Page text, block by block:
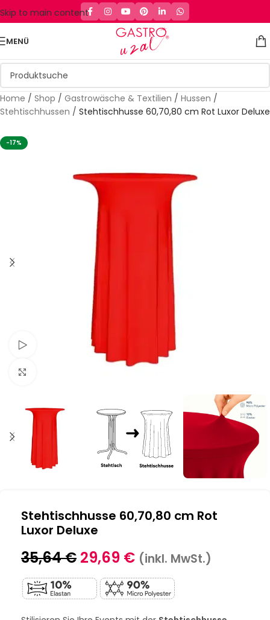
Skip to main content
MENÜ
Home / Shop / Gastrowäsche & Textilien / Hussen /
Stehtischhussen / Stehtischhusse 60,70,80 cm Rot Luxor Deluxe
-17%
Stehtischhusse 60,70,80 cm Rot
Luxor Deluxe
35,64€ 29,69 € (inkl. MwSt.)